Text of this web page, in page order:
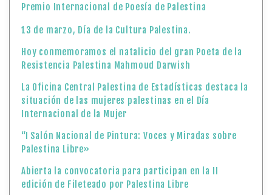
Premio Internacional de Poesía de Palestina
13 de marzo, Día de la Cultura Palestina.
Hoy conmemoramos el natalicio del gran Poeta de la
Resistencia Palestina Mahmoud Darwish
La Oficina Central Palestina de Estadísticas destaca la
situación de las mujeres palestinas en el Día
Internacional de la Mujer
“I Salón Nacional de Pintura: Voces y Miradas sobre
Palestina Libre»
Abierta la convocatoria para participan en la II
edición de Fileteado por Palestina Libre